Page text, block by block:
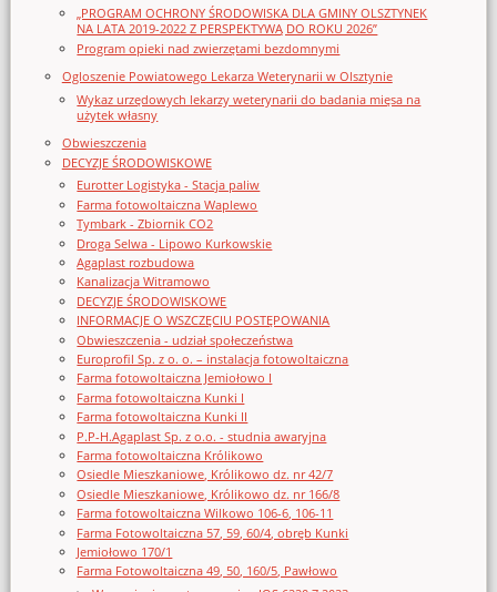
„PROGRAM OCHRONY ŚRODOWISKA DLA GMINY OLSZTYNEK
NA LATA 2019-2022 Z PERSPEKTYWĄ DO ROKU 2026”
Program opieki nad zwierzętami bezdomnymi
Ogloszenie Powiatowego Lekarza Weterynarii w Olsztynie
Wykaz urzędowych lekarzy weterynarii do badania mięsa na
użytek własny
Obwieszczenia
DECYZJE ŚRODOWISKOWE
Eurotter Logistyka - Stacja paliw
Farma fotowoltaiczna Waplewo
Tymbark - Zbiornik CO2
Droga Selwa - Lipowo Kurkowskie
Agaplast rozbudowa
Kanalizacja Witramowo
DECYZJE ŚRODOWISKOWE
INFORMACJE O WSZCZĘCIU POSTĘPOWANIA
Obwieszczenia - udział społeczeństwa
Europrofil Sp. z o. o. – instalacja fotowoltaiczna
Farma fotowoltaiczna Jemiołowo I
Farma fotowoltaiczna Kunki I
Farma fotowoltaiczna Kunki II
P.P-H.Agaplast Sp. z o.o. - studnia awaryjna
Farma fotowoltaiczna Królikowo
Osiedle Mieszkaniowe, Królikowo dz. nr 42/7
Osiedle Mieszkaniowe, Królikowo dz. nr 166/8
Farma fotowoltaiczna Wilkowo 106-6, 106-11
Farma Fotowoltaiczna 57, 59, 60/4, obręb Kunki
Jemiołowo 170/1
Farma Fotowoltaiczna 49, 50, 160/5, Pawłowo